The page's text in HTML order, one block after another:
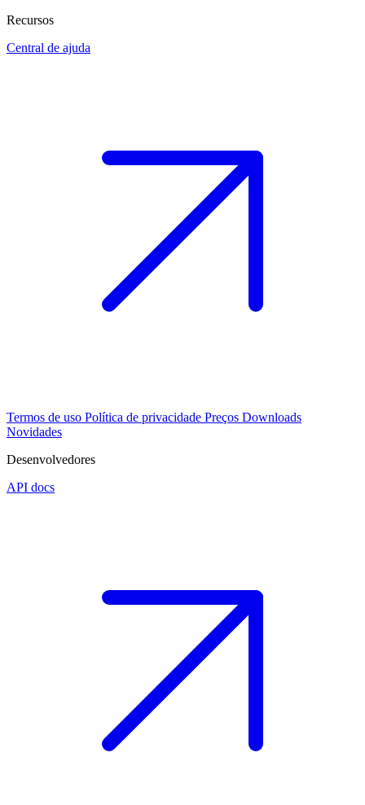
Recursos
Central de ajuda
Termos de uso Política de privacidade Preços Downloads
Novidades
Desenvolvedores
API docs